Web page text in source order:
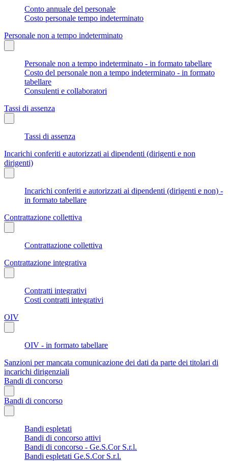
Conto annuale del personale
Costo personale tempo indeterminato
Personale non a tempo indeterminato
Personale non a tempo indeterminato - in formato tabellare
Costo del personale non a tempo indeterminato - in formato
tabellare
Consulenti e collaboratori
Tassi di assenza
Tassi di assenza
Incarichi conferiti e autorizzati ai dipendenti (dirigenti e non
dirigenti)
Incarichi conferiti e autorizzati ai dipendenti (dirigenti e non) -
in formato tabellare
Contrattazione collettiva
Contrattazione collettiva
Contrattazione integrativa
Contratti integrativi
Costi contratti integrativi
OIV
OIV - in formato tabellare
Sanzioni per mancata comunicazione dei dati da parte dei titolari di
incarichi dirigenziali
Bandi di concorso
Bandi di concorso
Bandi espletati
Bandi di concorso attivi
Bandi di concorso - Ge.S.Cor S.r.l.
Bandi espletati Ge.S.Cor S.r.l.